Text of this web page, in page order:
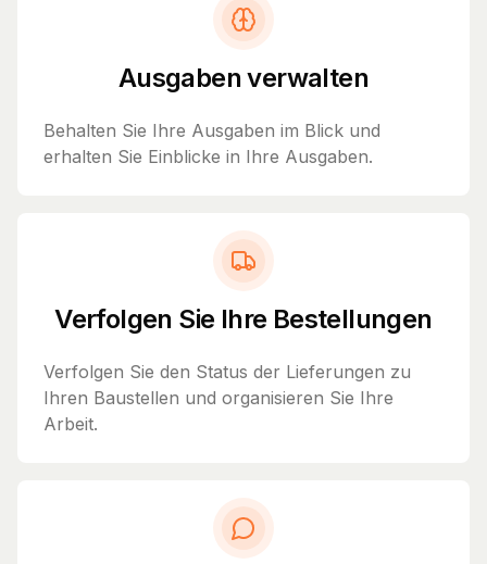
Ausgaben verwalten
Behalten Sie Ihre Ausgaben im Blick und
erhalten Sie Einblicke in Ihre Ausgaben.
Verfolgen Sie Ihre Bestellungen
Verfolgen Sie den Status der Lieferungen zu
Ihren Baustellen und organisieren Sie Ihre
Arbeit.